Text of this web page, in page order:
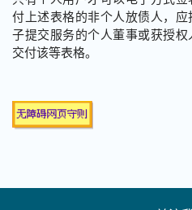
付上述表格的非个人放债人，
子提交服务的个人董事或获授
交付该等表格。